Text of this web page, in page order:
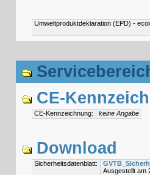
Umweltproduktdeklaration (EPD) -
CE-
CE-Kennzeichnung: keine Angabe
Download
Sicherheitsdatenblatt:
Ausgestellt am